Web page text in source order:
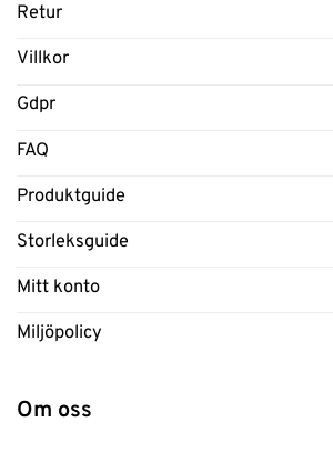
Retur
Villkor
Gdpr
FAQ
Produktguide
Storleksguide
Mitt konto
Miljöpolicy
Om oss